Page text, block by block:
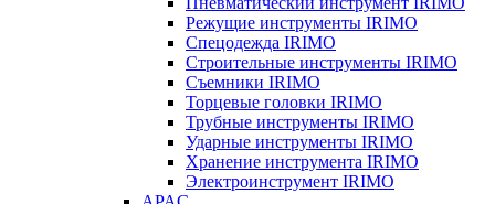
Режущие инструменты IRIMO
Спецодежда IRIMO
Строительные инструменты IRIMO
Съемники IRIMO
Торцевые головки IRIMO
Трубные инструменты IRIMO
Ударные инструменты IRIMO
Хранение инструмента IRIMO
Электроинструмент IRIMO